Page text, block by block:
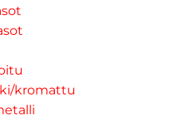
kromattu